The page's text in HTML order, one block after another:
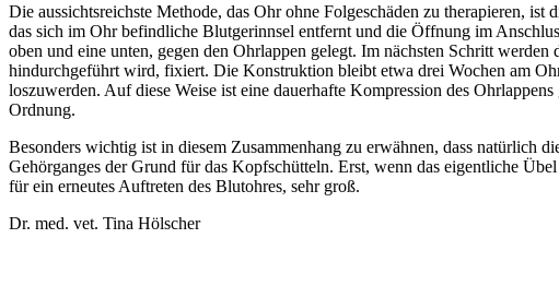
Die aussichtsreichste Methode, das Ohr ohne Folgeschäden zu therapieren,
das sich im Ohr befindliche Blutgerinnsel entfernt und die Öffnung im
oben und eine unten, gegen den Ohrlappen gelegt. Im nächsten Schritt
hindurchgeführt wird, fixiert. Die Konstruktion bleibt etwa drei Wochen am
loszuwerden. Auf diese Weise ist eine dauerhafte Kompression des
Ordnung.
Besonders wichtig ist in diesem Zusammenhang zu erwähnen, dass natürlich
Gehörganges der Grund für das Kopfschütteln. Erst, wenn das eigentliche
für ein erneutes Auftreten des Blutohres, sehr groß.
Dr. med. vet. Tina Hölscher